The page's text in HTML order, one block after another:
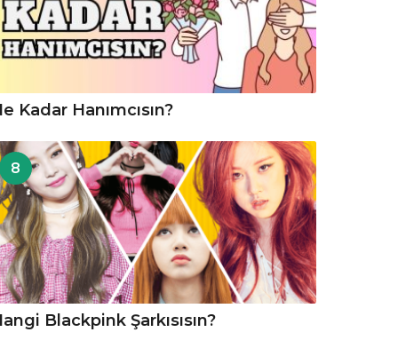
Kadar Hanımcısın?
8
Blackpink Şarkısısın?